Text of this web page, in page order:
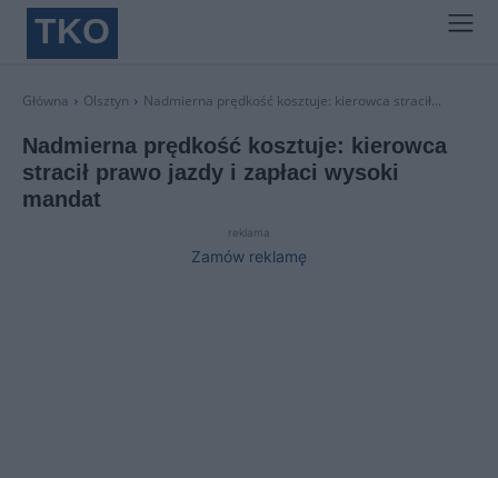
TKO
Główna Olsztyn Nadmierna prędkość kosztuje: kierowca stracił...
Nadmierna prędkość kosztuje: kierowca
stracił prawo jazdy i zapłaci wysoki
mandat
reklama
Zamów reklamę